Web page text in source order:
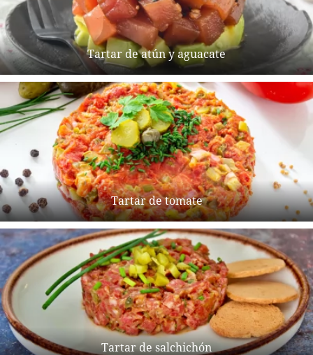
Tartar de atún y aguacate
Tartar de tomate
Tartar de salchichón